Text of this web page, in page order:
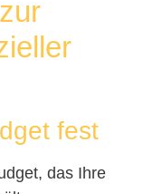
fest
das Ihre